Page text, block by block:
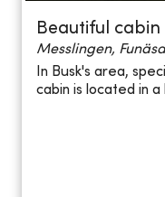
Beautiful
Messlingen,
In Busk's area,
cabin is located in